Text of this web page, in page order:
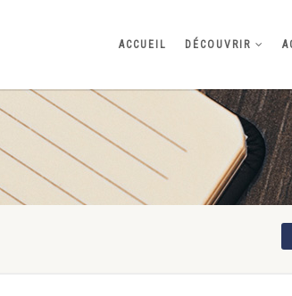
ACCUEIL DÉCOUVRIR